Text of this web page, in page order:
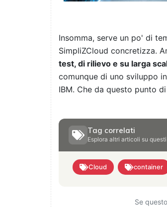
Insomma, serve un po' di
SimpliZCloud concretizza.
test, di rilievo e su larga
comunque di uno sviluppo
IBM. Che da questo punto
Tag correlati
Esplora altri articoli su
Cloud container
Se